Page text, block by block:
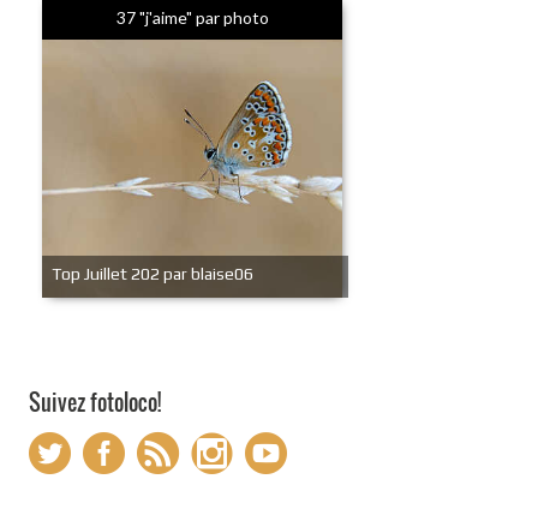
37 "j'aime" par photo
Top Juillet 202 par blaise06
Suivez fotoloco!